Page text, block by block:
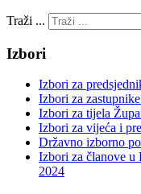
Traži ...
Izbori
Izbori za
Izbori za
Izbori za tijela
Izbori za vijeća i
Državno izborno
Izbori za članove u
2024